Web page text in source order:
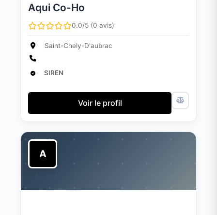
Aqui Co-Ho
0.0/5 (0 avis)
Saint-Chely-D'aubrac
SIREN
Voir le profil
A